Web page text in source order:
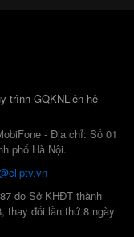
trình GQKNLiên hệ
- Địa chỉ: Số 01
phố Hà Nội.
do Sở KHĐT thành
thay đổi lần thứ 8 ngày